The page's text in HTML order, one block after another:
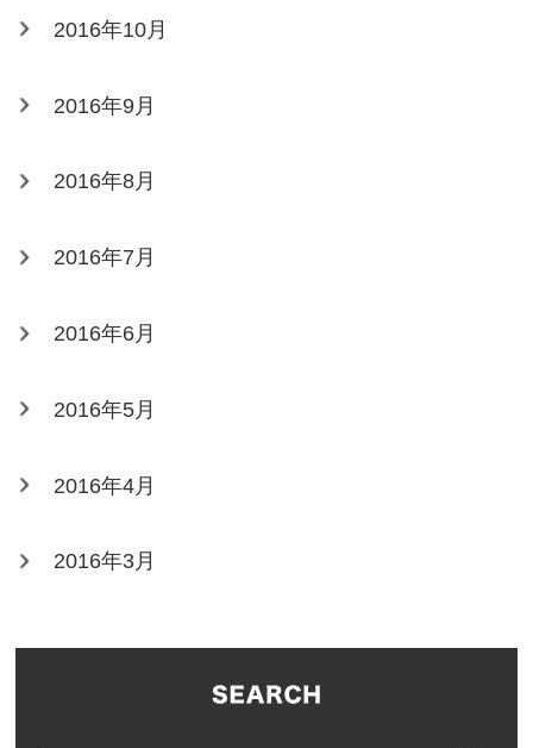
2016年10月
2016年9月
2016年8月
2016年7月
2016年6月
2016年5月
2016年4月
2016年3月